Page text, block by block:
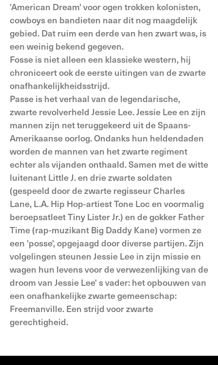
'American Dream' voor ogen trokken kolonisten,
cowboys en bandieten naar dit nog maagdelijk
gebied. Dat ruim een derde van hen zwart was, is
een weinig bekend gegeven.
Fosse is niet alleen een klassieke western, hij
chroniceert ook de eerste uitingen van de zwarte
onafhankelijkheidsstrijd.
Passe is het verhaal van de legendarische,
zwarte revolverheld Jessie Lee. Jessie Lee en zijn
mannen zijn net teruggekeerd uit de Spaans-
Amerikaanse oorlog. Ondanks hun heldendaden
worden de mannen van het zwarte regiment
echter als vijanden onthaald. Samen met de witte
luitenant Little J. en drie zwarte soldaten
(gespeeld door de zwarte regisseur Charles
Lane, L.A. Hip Hop-artiest Tone Loc en voormalig
beroepsatleet Tiny Lister Jr.) en de gokker Father
Time (rap-muzikant Big Daddy Kane) vormen ze
een 'posse', opgejaagd door diverse partijen. Zijn
volgelingen steunen Jessie Lee in zijn missie en
wagen hun levens voor de verwezenlijking van de
droom van Jessie Lee' s vader: het opbouwen van
een onafhankelijke zwarte gemeenschap:
Freemanville. Een strijd voor zwarte
gerechtigheid.